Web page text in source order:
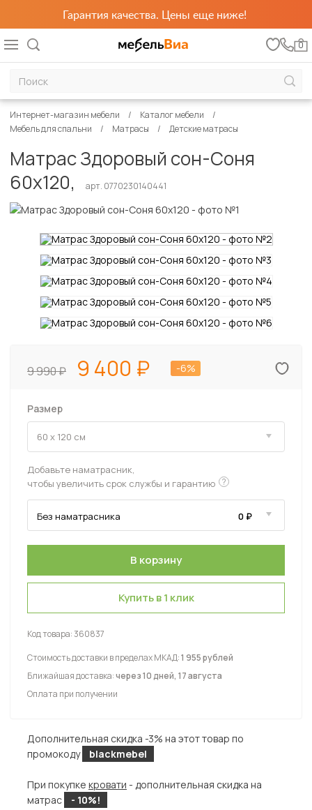
Гарантия качества. Цены еще ниже!
0
Интернет-магазин мебели
Каталог мебели
Мебель для спальни
Матрасы Детские матрасы
Матрас Здоровый сон-Соня
60х120,
арт. 0770230140441
9 990 9 400 -6%
Размер
Добавьте наматрасник,
чтобы увеличить срок службы и гарантию ?
Купить в 1 клик
Код товара:360837
Стоимость доставки в пределах МКАД:1 955 рублей
Ближайшая доставка:через 10 дней, 17 августа
Оплата при получении
Дополнительная скидка -3% на этот товар по
промокоду
blackmebel
При покупке кровати - дополнительная скидка на
матрас
- 10%!